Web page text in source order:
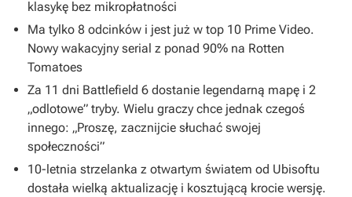
klasykę bez mikropłatności
Ma tylko 8 odcinków i jest już w top 10 Prime Video.
Nowy wakacyjny serial z ponad 90% na Rotten
Tomatoes
Za 11 dni Battlefield 6 dostanie legendarną mapę i 2
„odlotowe” tryby. Wielu graczy chce jednak czegoś
innego: „Proszę, zacznijcie słuchać swojej
społeczności”
10-letnia strzelanka z otwartym światem od Ubisoftu
dostała wielką aktualizację i kosztującą krocie wersję.